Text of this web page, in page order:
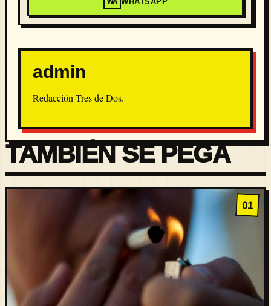
admin
Redacción Tres de Dos.
TAMBIÉN SE PEGA
01